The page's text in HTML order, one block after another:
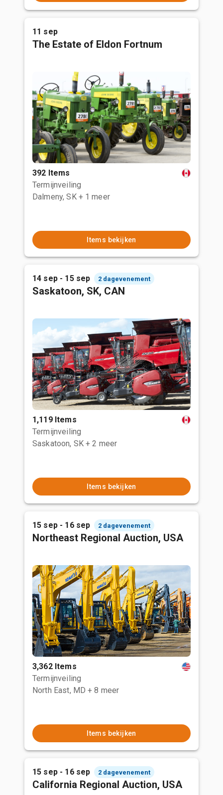
11 sep
The Estate of Eldon Fortnum
392 Items
Termijnveiling
Dalmeny, SK + 1 meer
Items bekijken
14 sep - 15 sep 2 dagevenement
Saskatoon, SK, CAN
1,119 Items
Termijnveiling
Saskatoon, SK + 2 meer
Items bekijken
15 sep - 16 sep 2 dagevenement
Northeast Regional Auction, USA
3,362 Items
Termijnveiling
North East, MD + 8 meer
Items bekijken
15 sep - 16 sep 2 dagevenement
California Regional Auction, USA